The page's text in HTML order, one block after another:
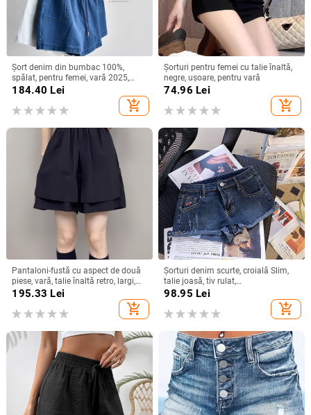
Șort denim din bumbac 100%,
spălat, pentru femei, vară 2025,
croială lejeră în A, largi
184.40 Lei
add_shopping_cart
Șorturi pentru femei cu talie înaltă,
negre, ușoare, pentru vară
74.96 Lei
add_shopping_cart
Pantaloni-fustă cu aspect de două
piese, vară, talie înaltă retro, largi,
plus size
195.33 Lei
add_shopping_cart
Șorturi denim scurte, croială Slim,
talie joasă, tiv rulat,
microelasticitate
98.95 Lei
add_shopping_cart